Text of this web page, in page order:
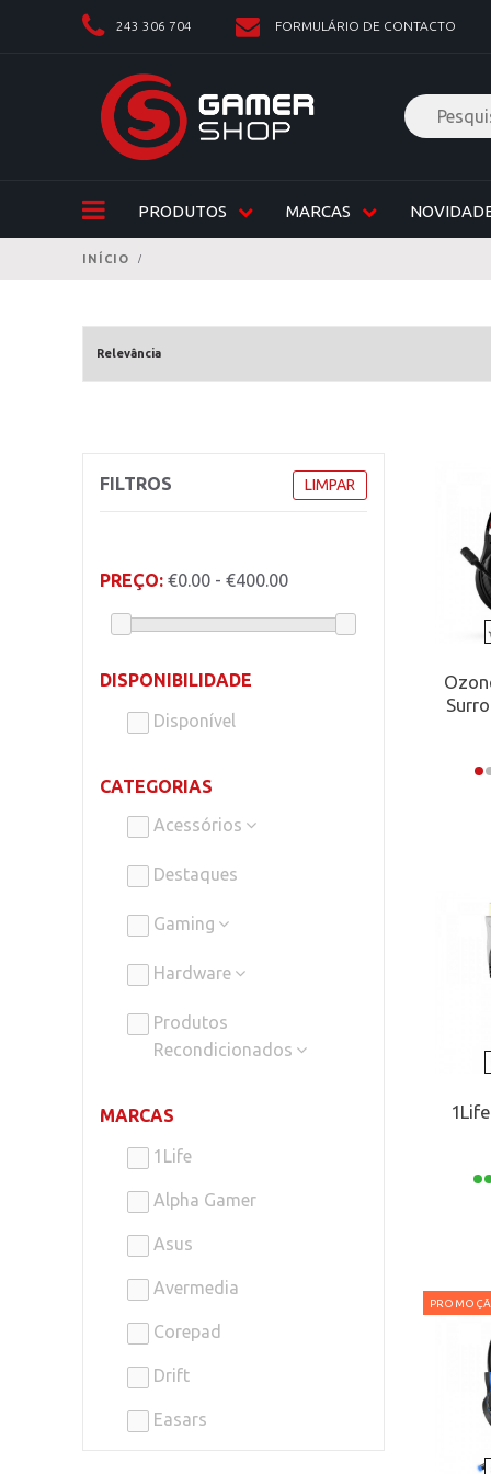
243 306 704 FORMULÁRIO DE CONTACTO
PRODUTOS MARCAS
INÍCIO
FILTROS LIMPAR
PREÇO: €0.00 - €400.00
DISPONIBILIDADE
Disponível
CATEGORIAS
Acessórios
Destaques
Gaming
Hardware
Produtos
Recondicionados
MARCAS
1Life
Alpha Gamer
Asus
Avermedia
Corepad
Drift
Easars